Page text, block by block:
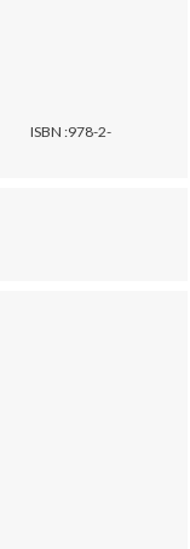
ISBN :978-2-